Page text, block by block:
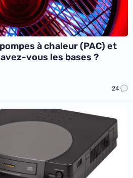
à chaleur (PAC) et
vous les bases ?
24